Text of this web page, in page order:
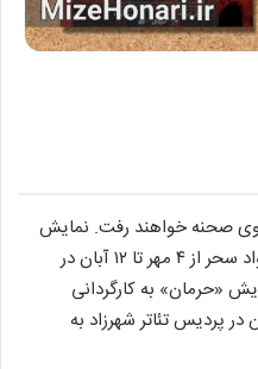
صحنه خواهند رفت. نمایش
«جوف» به نویسندگی و کارگردانی جواد سحر از ۴ مهر تا ۱۲ آبان در
«حرمان» به کارگردانی
سیادت از ۳ تا ۱۵ آبان در پردیس تئاتر شهرزاد به